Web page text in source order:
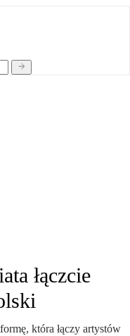
łączcie
która łączy artystów